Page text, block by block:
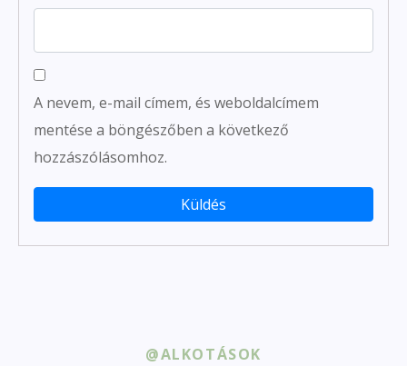
A nevem, e-mail címem, és weboldalcímem
mentése a böngészőben a következő
hozzászólásomhoz.
@ALKOTÁSOK